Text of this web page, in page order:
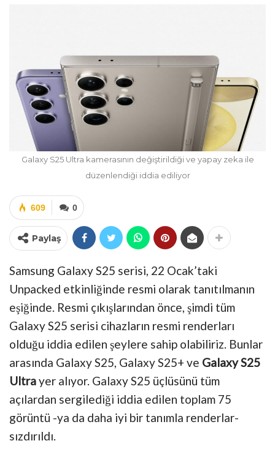
Galaxy S25 Ultra kamerasının değiştirildiği ve yapay zeka ile
düzenlendiği iddia ediliyor
0
609
Paylaş
Samsung Galaxy S25 serisi, 22 Ocak’taki
Unpacked etkinliğinde resmi olarak tanıtılmanın
eşiğinde. Resmi çıkışlarından önce, şimdi tüm
Galaxy S25 serisi cihazların resmi renderları
olduğu iddia edilen şeylere sahip olabiliriz. Bunlar
arasında Galaxy S25, Galaxy S25+ ve Galaxy S25
Ultrayer alıyor. Galaxy S25 üçlüsünü tüm
açılardan sergilediği iddia edilen toplam 75
görüntü -ya da daha iyi bir tanımla renderlar-
sızdırıldı.